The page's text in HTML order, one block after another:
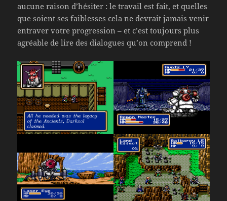
aucune raison d’hésiter : le travail est fait, et quelles
que soient ses faiblesses cela ne devrait jamais venir
entraver votre progression – et c’est toujours plus
agréable de lire des dialogues qu’on comprend !